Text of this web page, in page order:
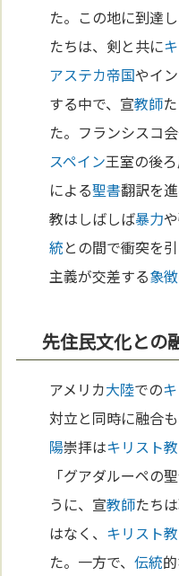
た。この地に到達
たちは、剣と共に
アステカ帝国やイ
する中で、宣教師
た。フランシスコ
スペイン王室の後
による聖書翻訳を
教はしばしば暴力
統との間で衝突を
主義が交差する象徴
先住民文化との
アメリカ大陸での
対立と同時に融合
陽崇拝はキリスト教
「グアダルーペの
うに、宣教師たち
はなく、 キリスト教
た。一方で、伝統